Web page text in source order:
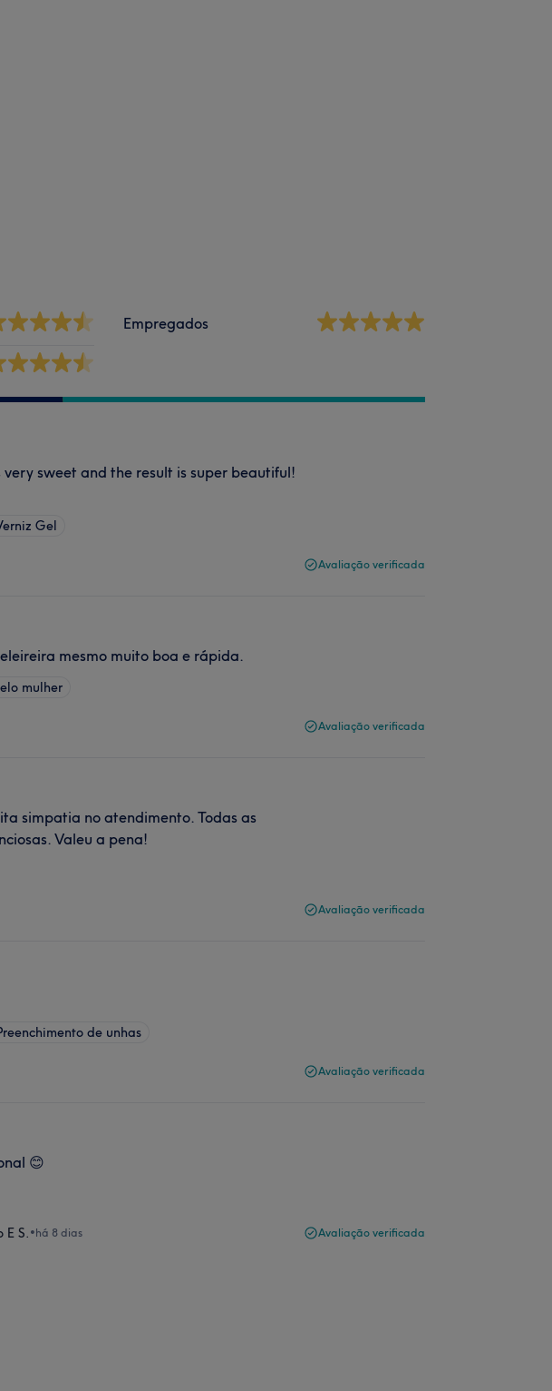
Empregados
sweet and the result is super beautiful!
Gel
Avaliação verificada
mesmo muito boa e rápida.
mulher
Avaliação verificada
simpatia no atendimento. Todas as
Valeu a pena!
Avaliação verificada
de unhas
Avaliação verificada
😊
S. •há 8 dias Avaliação verificada